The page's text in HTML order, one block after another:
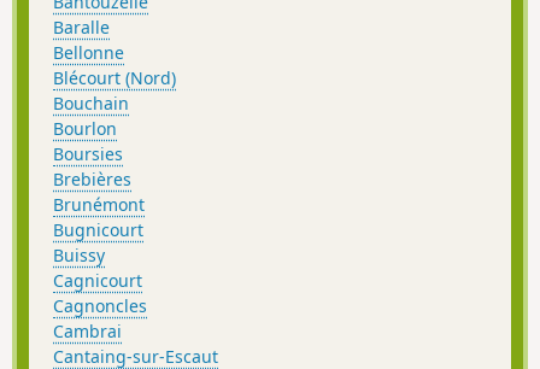
Baralle
Bellonne
Blécourt (Nord)
Bouchain
Bourlon
Boursies
Brebières
Brunémont
Bugnicourt
Buissy
Cagnicourt
Cagnoncles
Cambrai
Cantaing-sur-Escaut